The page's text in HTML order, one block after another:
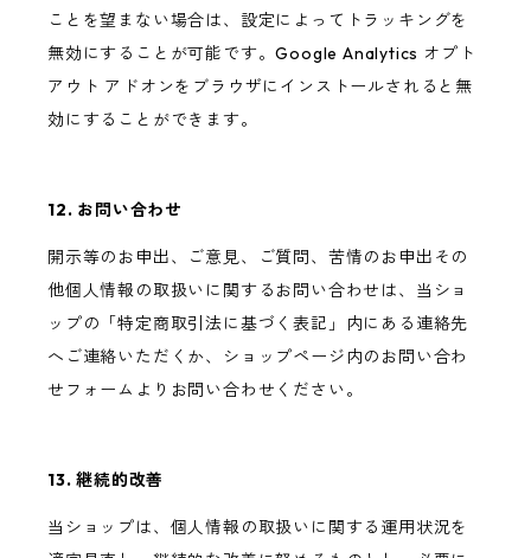
ことを望まない場合は、設定によってトラッキングを
無効にすることが可能です。Google Analytics オプト
アウト アドオンをブラウザにインストールされると無
効にすることができます。
12. お問い合わせ
開示等のお申出、ご意見、ご質問、苦情のお申出その
他個人情報の取扱いに関するお問い合わせは、当ショ
ップの「特定商取引法に基づく表記」内にある連絡先
へご連絡いただくか、ショップページ内のお問い合わ
せフォームよりお問い合わせください。
13. 継続的改善
当ショップは、個人情報の取扱いに関する運用状況を